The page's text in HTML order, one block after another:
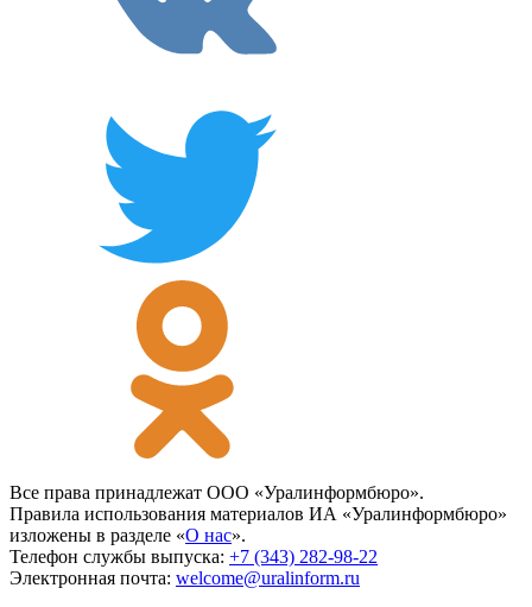
Все права принадлежат ООО «Уралинформбюро».
Правила использования материалов ИА «Уралинформбюро»
изложены в разделе «О нас».
Телефон службы выпуска: +7 (343) 282-98-22
Электронная почта: welcome@uralinform.ru